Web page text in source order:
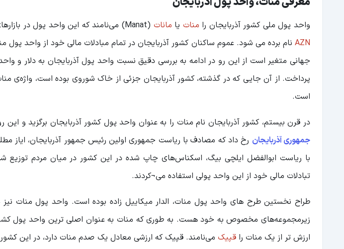
واحد پول ملی کشور آذربایجان را منات یا مانات (Manat) می‌نامند که این واحد پول در بازارهای جهانی با علامت اختصاری و کد الفبای
AZN نام برده می شود. عموم ساکنان کشور آذربایجان در تمام مبادلات مالی خود از واحد پول
جهانی متغیر است از این رو در ادامه به بررسی دقیق نسبت واحد پول آذربایجان به دلار و
پرداخت. از آن جایی که در گذشته، کشور آذربایجان جزئی از خاک شوروی بوده است، واژه‌ی
است.
در قرن بیستم، کشور آذربایجان نام منات را به عنوان واحد پول کشور آذربایجان برگزید و
جمهوری آذربایجان
با ریاست ابوالفضل ایلچی بیگ، اسکناس‌های چاپ شده در این کشور در میان مردم توزیع
تبادلات مالی خود از این واحد پولی استفاده می¬کردند.
طراح نخستین طرح های واحد پول منات، الدار میکاییل زاده بوده است. واحد پول منات نیز
زیرمجموعه‌های مخصوص به خود هست. به طوری که منات به عنوان اصلی ترین واحد پول
ارزش تر از یک منات راقپیک می‌نامند. قپیک که ارزشی معادل یک صدم منات دارد، در این